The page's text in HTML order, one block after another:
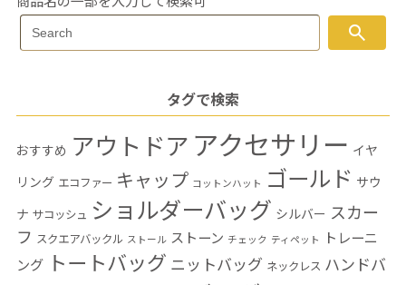
Search
for:
search
タグで検索
おすすめ アウトドア アクセサリー イヤ
リング エコファー キャップ コットンハット ゴールド サウ
ナ サコッシュ ショルダーバッグ シルバー スカー
フ スクエアバックル ストール ストーン チェック ティペット
トレーニ
ング トートバッグ ニットバッグ ネックレス ハンドバ